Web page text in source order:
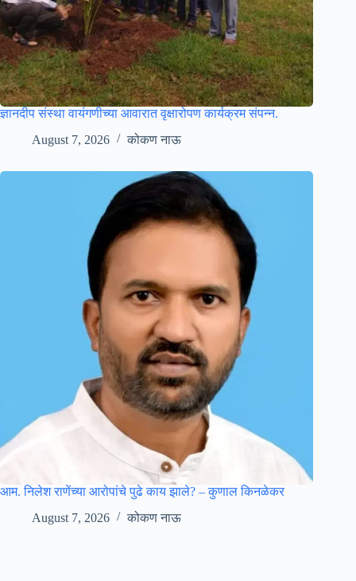
ज्ञानदीप संस्था वायंगणीच्या आवारात वृक्षारोपण कार्यक्रम संपन्न.
August 7, 2026
कोकण नाऊ
आम. निलेश राणेंच्या आरोपांचे पुढे काय झाले? – कुणाल किनळेकर
August 7, 2026
कोकण नाऊ